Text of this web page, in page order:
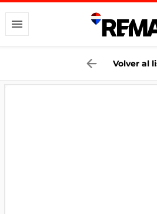
Volver al